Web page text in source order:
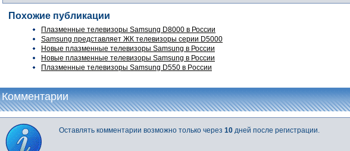
Похожие публикации
Плазменные телевизоры Samsung D8000 в России
Samsung представляет ЖК телевизоры серии D5000
Новые плазменные телевизоры Samsung в России
Новые плазменные телевизоры Samsung в России
Плазменные телевизоры Samsung D550 в Pоссии
Комментарии
Оставлять комментарии возможно только через 10 дней после регистрации.